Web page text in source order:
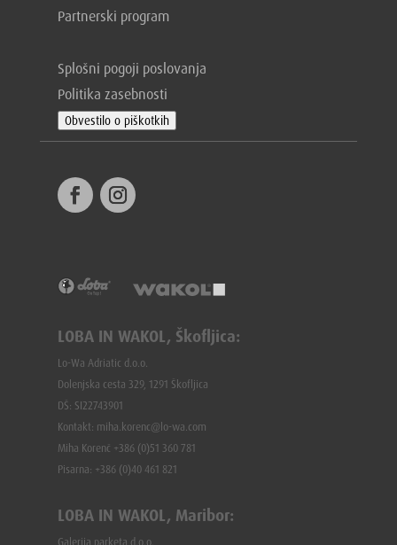
Partnerski program
Splošni pogoji poslovanja
Politika zasebnosti
Obvestilo o piškotkih
LOBA IN WAKOL, Škofljica:
Lo-Wa Adriatic d.o.o.
Dolenjska cesta 329, 1291 Škofljica
DŠ: SI22743901
Kontakt: miha.korenc@lo-wa.com
Miha Korenč +386 (0)51 360 781
Pisarna: +386 (0)40 461 821
LOBA IN WAKOL, Maribor:
Galerija parketa d.o.o.